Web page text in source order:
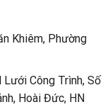
Khiêm, Phường
Công Trình, Số
Hoài Đức, HN